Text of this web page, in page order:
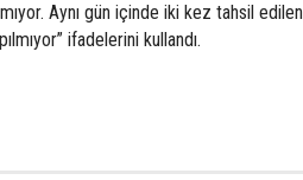
Aynı gün içinde iki kez tahsil edilen
ifadelerini kullandı.